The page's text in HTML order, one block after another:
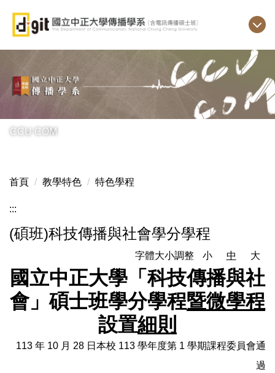
主
區
CCU COM
首頁 教學特色 特色學程
:::
(碩班)科技傳播與社會學分學程
字體大小調整 小 中 大
國立中正大學「科技傳播與社
會」碩士班學分學程暨微學程
設置細則
113 年 10 月 28 日本校 113 學年度第 1 學期課程委員會通
過